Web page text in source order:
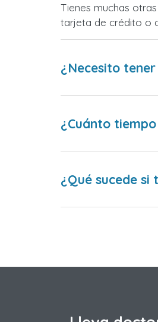
Tienes muchas
tarjeta de crédito o
¿Necesito
¿Cuánto
¿Qué sucede